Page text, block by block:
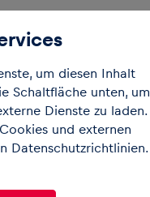
um diesen Inhalt
Schaltfläche unten, um
Dienste zu laden.
und externen
Datenschutzrichtlinien
Instagram an